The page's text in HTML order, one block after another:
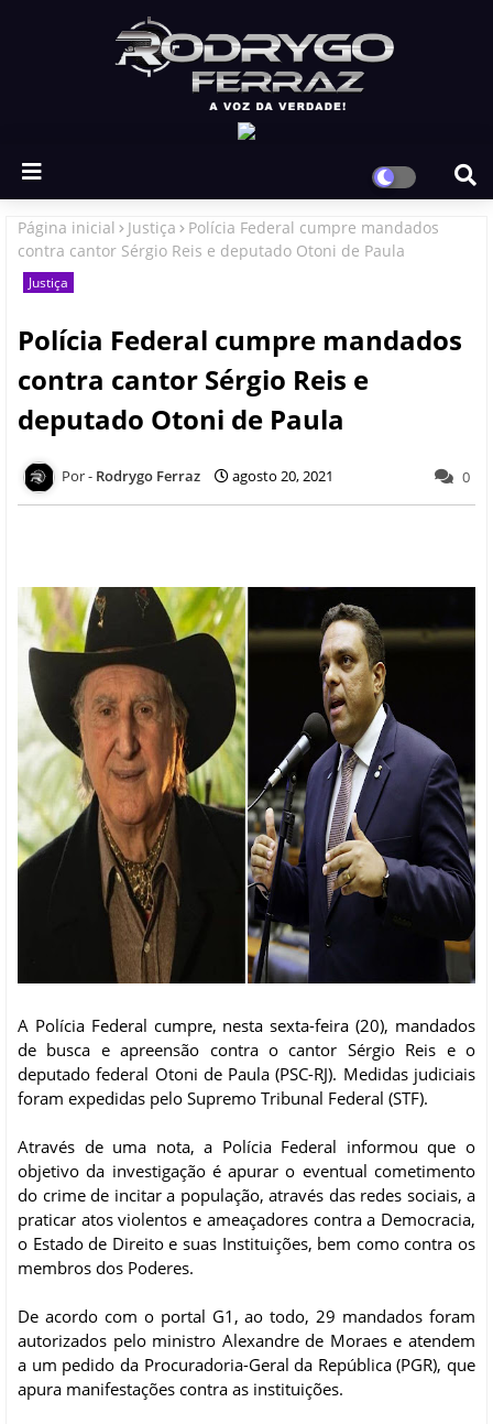
Página inicial Justiça
Polícia Federal cumpre mandados
contra cantor Sérgio Reis e deputado Otoni de Paula
Justiça
Polícia Federal cumpre mandados
contra cantor Sérgio Reis e
deputado Otoni de Paula
Rodrygo Ferraz agosto 20, 2021 0
A Polícia Federal cumpre, nesta sexta-feira (20), mandados
de busca e apreensão contra o cantor Sérgio Reis e o
deputado federal Otoni de Paula (PSC-RJ). Medidas judiciais
foram expedidas pelo Supremo Tribunal Federal (STF).
Através de uma nota, a Polícia Federal informou que o
objetivo da investigação é apurar o eventual cometimento
do crime de incitar a população, através das redes sociais, a
praticar atos violentos e ameaçadores contra a Democracia,
o Estado de Direito e suas Instituições, bem como contra os
membros dos Poderes.
De acordo com o portal G1, ao todo, 29 mandados foram
autorizados pelo ministro Alexandre de Moraes e atendem
a um pedido da Procuradoria-Geral da República (PGR), que
apura manifestações contra as instituições.